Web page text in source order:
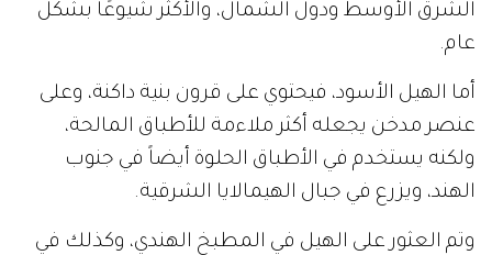
الشرق الأوسط ودول الشمال، والأكثر شيوعًا بشكل
عام.
أما الهيل الأسود، فيحتوي على قرون بنية داكنة، وعلى
عنصر مدخن يجعله أكثر ملاءمة للأطباق المالحة،
ولكنه يستخدم في الأطباق الحلوة أيضاً في جنوب
الهند، ويزرع في جبال الهيمالايا الشرقية.
وتم العثور على الهيل في المطبخ الهندي، وكذلك في